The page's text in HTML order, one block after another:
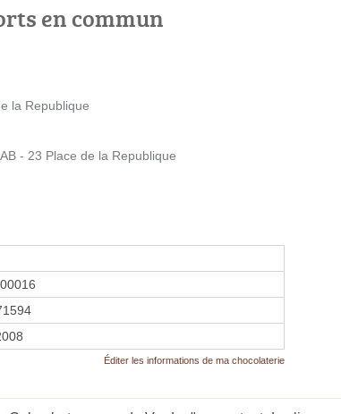
en commun
la Republique
- 23 Place de la Republique
Éditer les informations de ma chocolaterie